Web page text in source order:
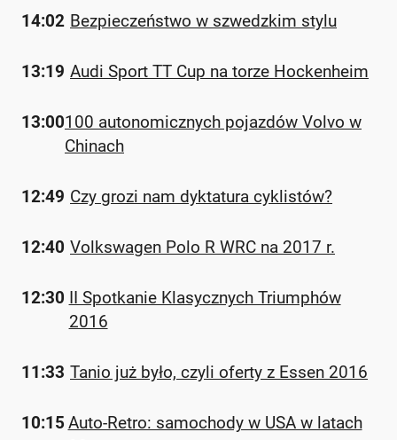
14:02 Bezpieczeństwo w szwedzkim stylu
13:19 Audi Sport TT Cup na torze Hockenheim
13:00100 autonomicznych pojazdów Volvo w
Chinach
12:49 Czy grozi nam dyktatura cyklistów?
12:40 Volkswagen Polo R WRC na 2017 r.
12:30 II Spotkanie Klasycznych Triumphów
2016
11:33 Tanio już było, czyli oferty z Essen 2016
10:15 Auto-Retro: samochody w USA w latach